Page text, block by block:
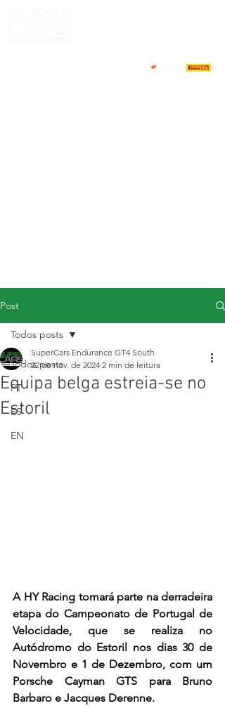
Post
Todos posts
PT
ES
EN
Todos posts
Equipa belga estreia-se no
Estoril
SuperCars Endurance GT4 South
22 de nov. de 2024 2 min de leitura
A HY Racing tomará parte na derradeira
etapa do Campeonato de Portugal de
Velocidade, que se realiza no
Autódromo do Estoril nos dias 30 de
Novembro e 1 de Dezembro, com um
Porsche Cayman GTS para Bruno
Barbaro e Jacques Derenne.